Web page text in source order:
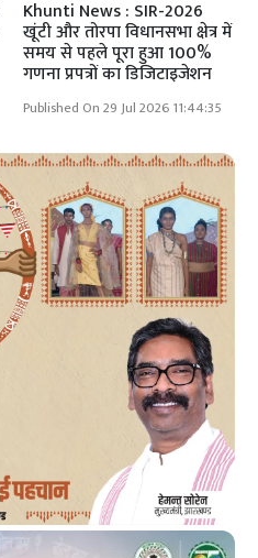
Khunti News : SIR-2026
खूंटी और तोरपा विधानसभा क्षेत्र में
समय से पहले पूरा हुआ 100%
गणना प्रपत्रों का डिजिटाइजेशन
Published On 29 Jul 2026 11:44:35